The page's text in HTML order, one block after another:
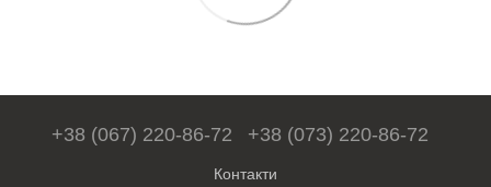
+38 (067) 220-86-72 +38 (073) 220-86-72
Контакти